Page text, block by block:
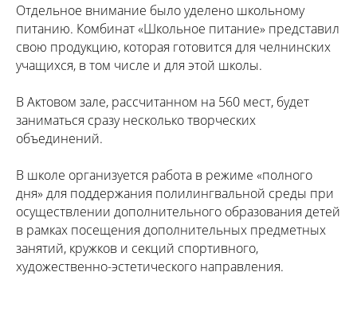
Отдельное внимание было уделено школьному
питанию. Комбинат «Школьное питание» представил
свою продукцию, которая готовится для челнинских
учащихся, в том числе и для этой школы.
В Актовом зале, рассчитанном на 560 мест, будет
заниматься сразу несколько творческих
объединений.
В школе организуется работа в режиме «полного
дня» для поддержания полилингвальной среды при
осуществлении дополнительного образования детей
в рамках посещения дополнительных предметных
занятий, кружков и секций спортивного,
художественно-эстетического направления.